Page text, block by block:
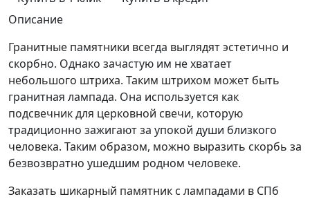
Описание
Гранитные памятники всегда выглядят эстетично и
скорбно. Однако зачастую им не хватает
небольшого штриха. Таким штрихом может быть
гранитная лампада. Она используется как
подсвечник для церковной свечи, которую
традиционно зажигают за упокой души близкого
человека. Таким образом, можно выразить скорбь за
безвозвратно ушедшим родном человеке.
Заказать шикарный памятник с лампадами в СПб